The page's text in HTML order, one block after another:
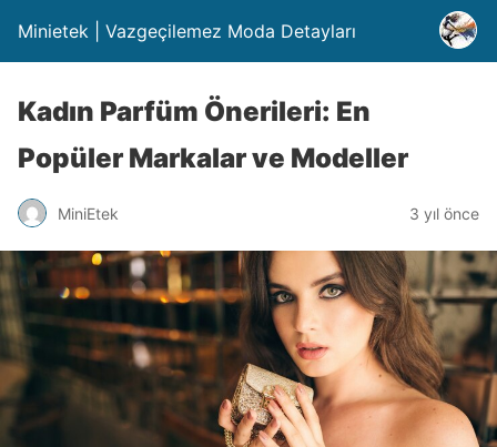
Minietek | Vazgeçilemez Moda Detayları
Kadın Parfüm Önerileri: En
Popüler Markalar ve Modeller
MiniEtek 3 yıl önce